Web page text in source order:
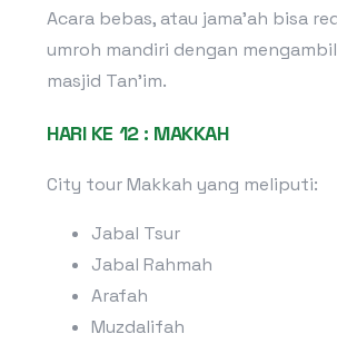
Acara bebas, atau jama’ah bisa
umroh mandiri dengan
masjid Tan’im.
HARI KE 12 : MAKKAH
City tour Makkah yang meliputi:
Jabal Tsur
Jabal Rahmah
Arafah
Muzdalifah